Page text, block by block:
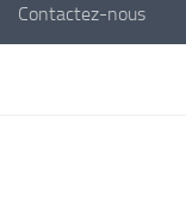
Contactez-nous